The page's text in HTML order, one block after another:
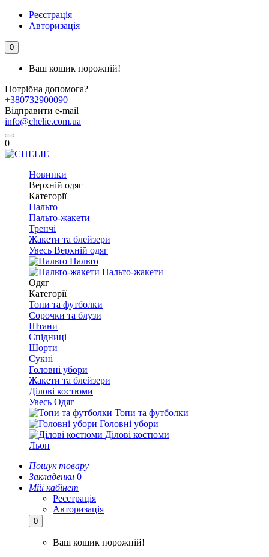
Реєстрація
Авторизація
0
Ваш кошик порожній!
Потрібна допомога?
+380732900090
Відправити e-mail
info@chelie.com.ua
0
Новинки
Верхній одяг
Категорії
Пальто
Пальто-жакети
Тренчі
Жакети та блейзери
Увесь Верхній одяг
Пальто
Пальто-жакети
Одяг
Категорії
Топи та футболки
Сорочки та блузи
Штани
Спідниці
Шорти
Сукні
Головні убори
Жакети та блейзери
Ділові костюми
Увесь Одяг
Топи та футболки
Головні убори
Ділові костюми
Льон
Пошук товару
Закладенки 0
Мій кабінет
Реєстрація
Авторизація
0
Ваш кошик порожній!